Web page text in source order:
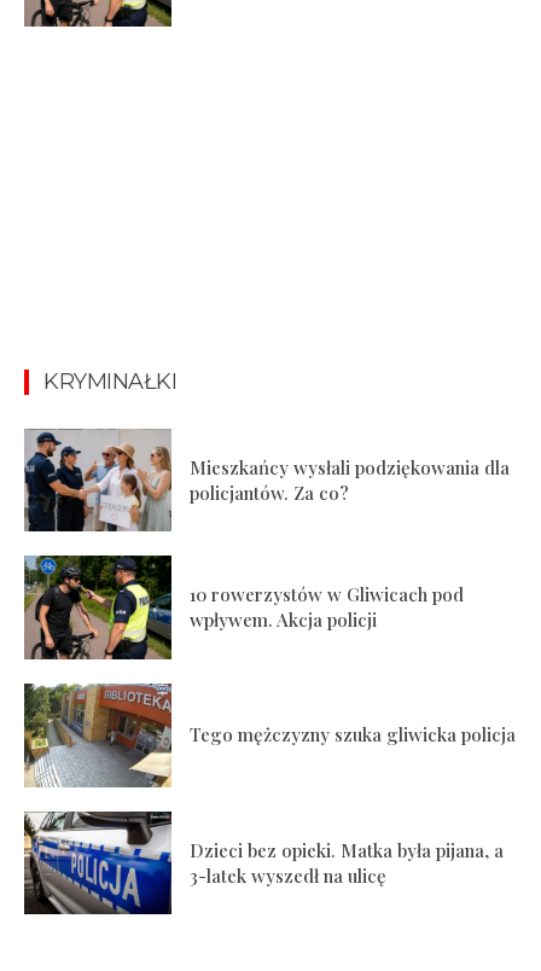
KRYMINAŁKI
Mieszkańcy wysłali podziękowania dla
policjantów. Za co?
10 rowerzystów w Gliwicach pod
wpływem. Akcja policji
Tego mężczyzny szuka gliwicka policja
Dzieci bez opieki. Matka była pijana, a
3-latek wyszedł na ulicę